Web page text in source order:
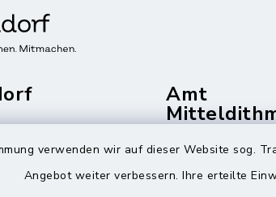
verwenden wir auf dieser Website sog.
Angebot weiter verbessern. Ihre erteilte
Amt
Roggenstraße
25704 Meldorf